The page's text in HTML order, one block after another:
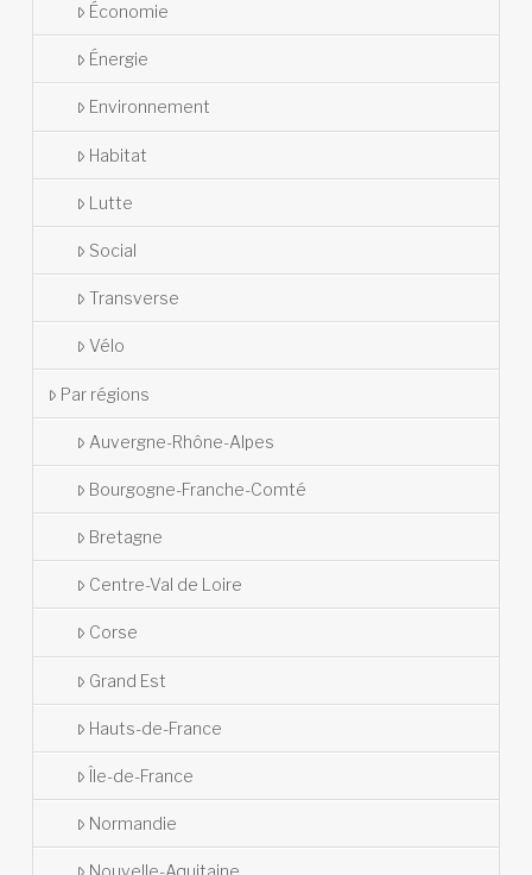
Économie
Énergie
Environnement
Habitat
Lutte
Social
Transverse
Vélo
Par régions
Auvergne-Rhône-Alpes
Bourgogne-Franche-Comté
Bretagne
Centre-Val de Loire
Corse
Grand Est
Hauts-de-France
Île-de-France
Normandie